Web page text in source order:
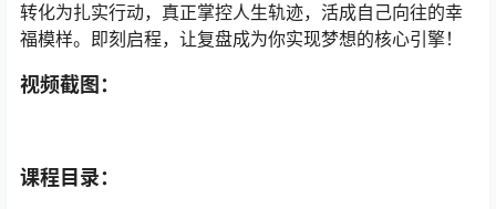
转化为扎实行动，真正掌控人生轨迹，活成自己向往的幸
福模样。即刻启程，让复盘成为你实现梦想的核心引擎！
视频截图：
课程目录：